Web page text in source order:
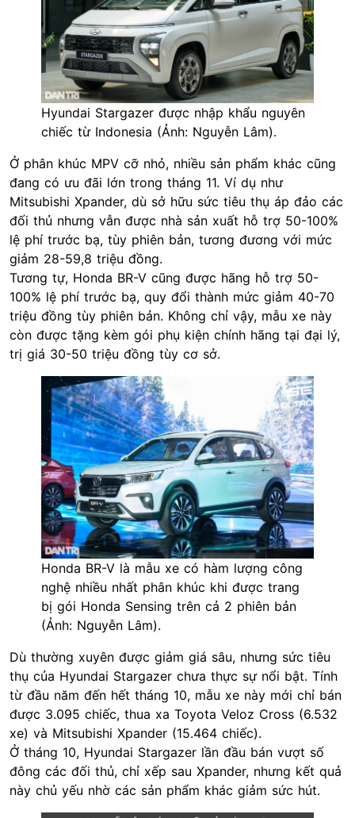
Hyundai Stargazer được nhập khẩu nguyên
chiếc từ Indonesia (Ảnh: Nguyễn Lâm).
Ở phân khúc MPV cỡ nhỏ, nhiều sản phẩm khác cũng
đang có ưu đãi lớn trong tháng 11. Ví dụ như
Mitsubishi Xpander, dù sở hữu sức tiêu thụ áp đảo các
đối thủ nhưng vẫn được nhà sản xuất hỗ trợ 50-100%
lệ phí trước bạ, tùy phiên bản, tương đương với mức
giảm 28-59,8 triệu đồng.
Tương tự, Honda BR-V cũng được hãng hỗ trợ 50-
100% lệ phí trước bạ, quy đổi thành mức giảm 40-70
triệu đồng tùy phiên bản. Không chỉ vậy, mẫu xe này
còn được tặng kèm gói phụ kiện chính hãng tại đại lý,
trị giá 30-50 triệu đồng tùy cơ sở.
Honda BR-V là mẫu xe có hàm lượng công
nghệ nhiều nhất phân khúc khi được trang
bị gói Honda Sensing trên cả 2 phiên bản
(Ảnh: Nguyễn Lâm).
Dù thường xuyên được giảm giá sâu, nhưng sức tiêu
thụ của Hyundai Stargazer chưa thực sự nổi bật. Tính
từ đầu năm đến hết tháng 10, mẫu xe này mới chỉ bán
được 3.095 chiếc, thua xa Toyota Veloz Cross (6.532
xe) và Mitsubishi Xpander (15.464 chiếc).
Ở tháng 10, Hyundai Stargazer lần đầu bán vượt số
đông các đối thủ, chỉ xếp sau Xpander, nhưng kết quả
này chủ yếu nhờ các sản phẩm khác giảm sức hút.